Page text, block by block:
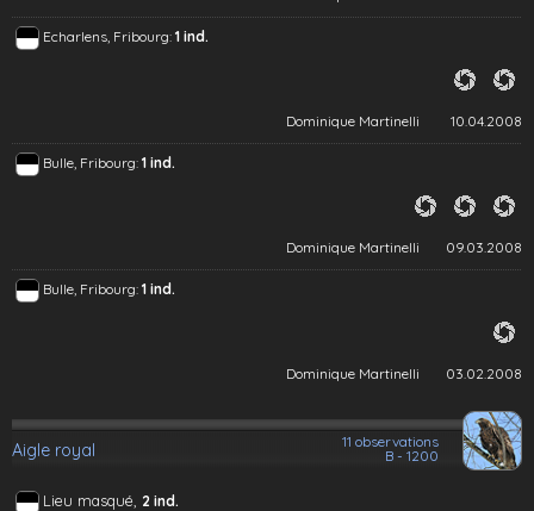
Echarlens, Fribourg: 1 ind.
Dominique Martinelli 10.04.2008
Bulle, Fribourg: 1 ind.
Dominique Martinelli 09.03.2008
Bulle, Fribourg: 1 ind.
Dominique Martinelli 03.02.2008
Aigle royal
11 observations
B - 1200
Lieu masqué, 2 ind.